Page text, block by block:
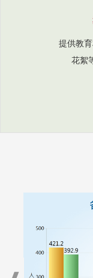
提供教
花絮